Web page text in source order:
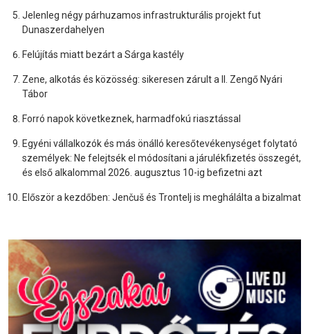
Jelenleg négy párhuzamos infrastrukturális projekt fut
Dunaszerdahelyen
Felújítás miatt bezárt a Sárga kastély
Zene, alkotás és közösség: sikeresen zárult a II. Zengő Nyári
Tábor
Forró napok következnek, harmadfokú riasztással
Egyéni vállalkozók és más önálló keresőtevékenységet folytató
személyek: Ne felejtsék el módosítani a járulékfizetés összegét,
és első alkalommal 2026. augusztus 10-ig befizetni azt
Először a kezdőben: Jenčuš és Trontelj is meghálálta a bizalmat